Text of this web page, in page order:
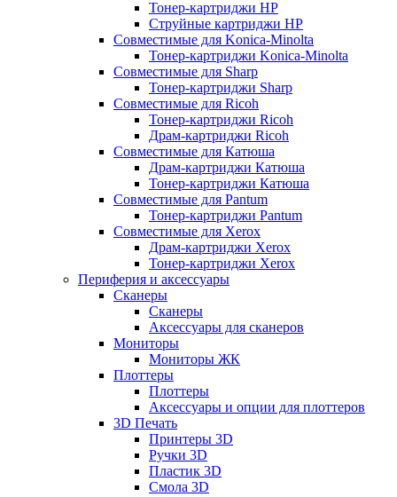
Тонер-картриджи HP
Струйные картриджи HP
Совместимые для Konica-Minolta
Тонер-картриджи Konica-Minolta
Совместимые для Sharp
Тонер-картриджи Sharp
Совместимые для Ricoh
Тонер-картриджи Ricoh
Драм-картриджи Ricoh
Совместимые для Катюша
Драм-картриджи Катюша
Тонер-картриджи Катюша
Совместимые для Pantum
Тонер-картриджи Pantum
Совместимые для Xerox
Драм-картриджи Xerox
Тонер-картриджи Xerox
Периферия и аксессуары
Сканеры
Сканеры
Аксессуары для сканеров
Мониторы
Мониторы ЖК
Плоттеры
Плоттеры
Аксессуары и опции для плоттеров
3D Печать
Принтеры 3D
Ручки 3D
Пластик 3D
Смола 3D